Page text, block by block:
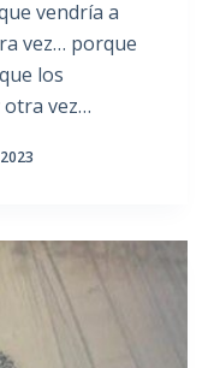
vendría a
vez… porque
los
otra vez…